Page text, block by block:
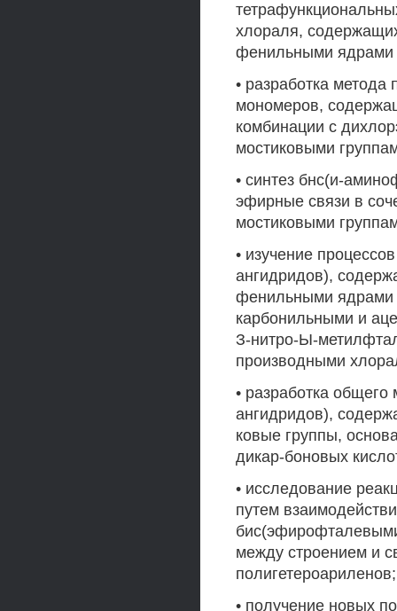
хлораля,
фенильными ядрами
• разработка
мономеров,
комбинации с
мостиковыми
• синтез бнс(и-
эфирные связи в
мостиковыми
• изучение
ангидридов),
фенильными ядрами
карбонильными и
З-нитро-Ы-
производными
• разработка
ангидридов),
ковые группы,
дикар-боновых
• исследование
путем
между строением и
полигетероариленов;
• получение новых